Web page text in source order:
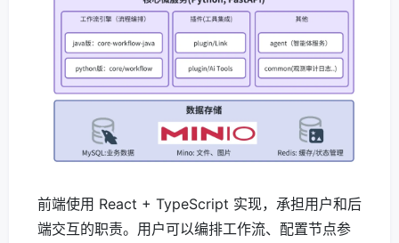
前端使用 React + TypeScript 实现，承担用户和后
端交互的职责。用户可以编排工作流、配置节点参